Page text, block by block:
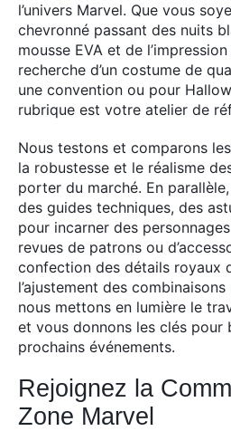
l’univers Marvel. Que vous
chevronné passant des nuits
mousse EVA et de
recherche d’un costume de
une convention ou pour
rubrique est votre atelier de
Nous testons et comparons
la robustesse et le réalisme
porter du marché. En
des guides techniques, des
pour incarner des
revues de patrons ou
confection des détails royaux
l’ajustement des
nous mettons en lumière le
et vous donnons les clés pour
prochains événements.
Rejoignez la
Zone Marvel